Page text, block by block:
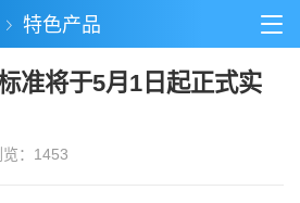
特色产品
准将于5月1日起正式实
1453